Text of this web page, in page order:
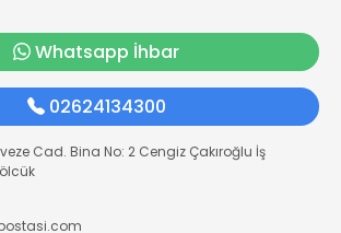
Whatsapp İhbar
02624134300
Cad. Bina No: 2 Cengiz Çakıroğlu İş